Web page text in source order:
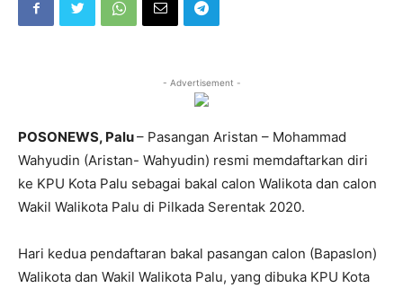
- Advertisement -
POSONEWS, Palu– Pasangan Aristan – Mohammad
Wahyudin (Aristan- Wahyudin) resmi memdaftarkan diri
ke KPU Kota Palu sebagai bakal calon Walikota dan calon
Wakil Walikota Palu di Pilkada Serentak 2020.
Hari kedua pendaftaran bakal pasangan calon (Bapaslon)
Walikota dan Wakil Walikota Palu, yang dibuka KPU Kota